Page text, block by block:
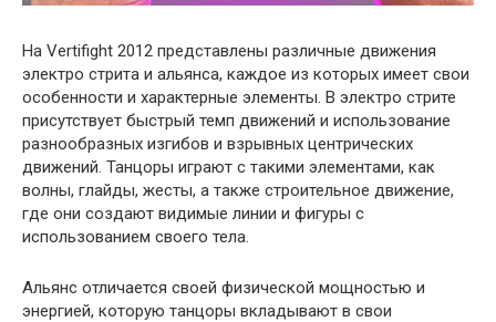
На Vertifight 2012 представлены различные движения
электро стрита и альянса, каждое из которых имеет свои
особенности и характерные элементы. В электро стрите
присутствует быстрый темп движений и использование
разнообразных изгибов и взрывных центрических
движений. Танцоры играют с такими элементами, как
волны, глайды, жесты, а также строительное движение,
где они создают видимые линии и фигуры с
использованием своего тела.
Альянс отличается своей физической мощностью и
энергией, которую танцоры вкладывают в свои